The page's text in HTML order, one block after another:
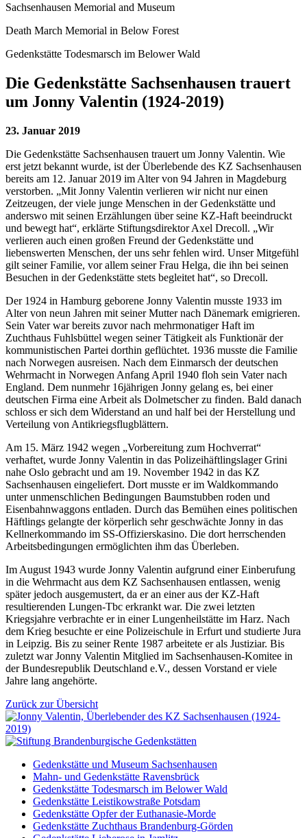
Sachsenhausen Memorial and Museum
Death March Memorial in Below Forest
Gedenkstätte Todesmarsch im Belower Wald
Die Gedenkstätte Sachsenhausen trauert
um Jonny Valentin (1924-2019)
23. Januar 2019
Die Gedenkstätte Sachsenhausen trauert um Jonny Valentin. Wie
erst jetzt bekannt wurde, ist der Überlebende des KZ Sachsenhausen
bereits am 12. Januar 2019 im Alter von 94 Jahren in Magdeburg
verstorben. „Mit Jonny Valentin verlieren wir nicht nur einen
Zeitzeugen, der viele junge Menschen in der Gedenkstätte und
anderswo mit seinen Erzählungen über seine KZ-Haft beeindruckt
und bewegt hat“, erklärte Stiftungsdirektor Axel Drecoll. „Wir
verlieren auch einen großen Freund der Gedenkstätte und
liebenswerten Menschen, der uns sehr fehlen wird. Unser Mitgefühl
gilt seiner Familie, vor allem seiner Frau Helga, die ihn bei seinen
Besuchen in der Gedenkstätte stets begleitet hat“, so Drecoll.
Der 1924 in Hamburg geborene Jonny Valentin musste 1933 im
Alter von neun Jahren mit seiner Mutter nach Dänemark emigrieren.
Sein Vater war bereits zuvor nach mehrmonatiger Haft im
Zuchthaus Fuhlsbüttel wegen seiner Tätigkeit als Funktionär der
kommunistischen Partei dorthin geflüchtet. 1936 musste die Familie
nach Norwegen ausreisen. Nach dem Einmarsch der deutschen
Wehrmacht in Norwegen Anfang April 1940 floh sein Vater nach
England. Dem nunmehr 16jährigen Jonny gelang es, bei einer
deutschen Firma eine Arbeit als Dolmetscher zu finden. Bald danach
schloss er sich dem Widerstand an und half bei der Herstellung und
Verteilung von Antikriegsflugblättern.
Am 15. März 1942 wegen „Vorbereitung zum Hochverrat“
verhaftet, wurde Jonny Valentin in das Polizeihäftlingslager Grini
nahe Oslo gebracht und am 19. November 1942 in das KZ
Sachsenhausen eingeliefert. Dort musste er im Waldkommando
unter unmenschlichen Bedingungen Baumstubben roden und
Eisenbahnwaggons entladen. Durch das Bemühen eines politischen
Häftlings gelangte der körperlich sehr geschwächte Jonny in das
Kellnerkommando im SS-Offizierskasino. Die dort herrschenden
Arbeitsbedingungen ermöglichten ihm das Überleben.
Im August 1943 wurde Jonny Valentin aufgrund einer Einberufung
in die Wehrmacht aus dem KZ Sachsenhausen entlassen, wenig
später jedoch ausgemustert, da er an einer aus der KZ-Haft
resultierenden Lungen-Tbc erkrankt war. Die zwei letzten
Kriegsjahre verbrachte er in einer Lungenheilstätte im Harz. Nach
dem Krieg besuchte er eine Polizeischule in Erfurt und studierte Jura
in Leipzig. Bis zu seiner Rente 1987 arbeitete er als Justiziar. Bis
zuletzt war Jonny Valentin Mitglied im Sachsenhausen-Komitee in
der Bundesrepublik Deutschland e.V., dessen Vorstand er viele
Jahre lang angehörte.
Zurück zur Übersicht
Gedenkstätte und Museum Sachsenhausen
Mahn- und Gedenkstätte Ravensbrück
Gedenkstätte Todesmarsch im Belower Wald
Gedenkstätte Leistikowstraße Potsdam
Gedenkstätte Opfer der Euthanasie-Morde
Gedenkstätte Zuchthaus Brandenburg-Görden